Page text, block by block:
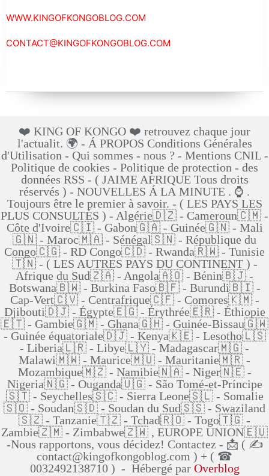
WWW.KINGOFKONGOBLOG.COM
CONTACT@KINGOFKONGOBLOG.COM
❤️ KING OF KONGO ❤️ retrouvez chaque jour
l'actualit. 🌍 - Á PROPOS Conditions Générales
d'Utilisation - Qui sommes - nous ? - Mentions CNIL -
Politique de cookies - Politique de protection - des
données RSS - ( JAIME AFRIQUE Tous droits
réservés ) - NOUVELLES Á LA MINUTE . ⌚ .
Toujours être le premier à savoir. - ( LES PAYS LES
PLUS CONSULTÉS ) - Algérie🇩🇿 - Cameroun🇨🇲 -
Côte d'Ivoire🇨🇮 - Gabon🇬🇦 - Guinée🇬🇳 - Mali
🇬🇳 - Maroc🇲🇦 - Sénégal🇸🇳 - République du
Congo🇨🇬 - RD Congo🇨🇩 - Rwanda🇷🇼 - Tunisie
🇹🇳 - ( LES AUTRES PAYS DU CONTINENT ) -
Afrique du Sud🇿🇦 - Angola🇦🇴 - Bénin🇧🇯 -
Botswana🇧🇼 - Burkina Faso🇧🇫 - Burundi🇧🇮 -
Cap-Vert🇨🇻 - Centrafrique🇨🇫 - Comores🇰🇲 -
Djibouti🇩🇯 - Égypte🇪🇬 - Érythrée🇪🇷 - Éthiopie
🇪🇹 - Gambie🇬🇲 - Ghana🇬🇭 - Guinée-Bissau🇬🇼
- Guinée équatoriale🇩🇯 - Kenya🇰🇪 - Lesotho🇱🇸
- Liberia🇱🇷 - Libye🇱🇾 - Madagascar🇲🇬 -
Malawi🇲🇼 - Maurice🇲🇺 - Mauritanie🇲🇷 -
Mozambique🇲🇿 - Namibie🇳🇦 - Niger🇳🇪 -
Nigeria🇳🇬 - Ouganda🇺🇬 - São Tomé-et-Príncipe
🇸🇹 - Seychelles🇸🇨 - Sierra Leone🇸🇱 - Somalie
🇸🇴 - Soudan🇸🇩 - Soudan du Sud🇸🇸 - Swaziland
🇸🇿 - Tanzanie🇹🇿 - Tchad🇷🇴 - Togo🇹🇬 -
Zambie🇿🇲 - Zimbabwe🇿🇼 , EUROPE UNION🇪🇺
-Nous rapportons, vous décidez! Contactez - 📩 ( ✍
contact@kingofkongoblog.com ) + ( ☎
0032492138710 ) - Hébergé par Overblog